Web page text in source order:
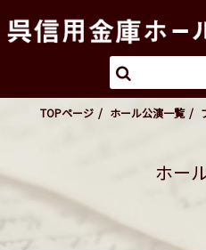
TOPページ ホール公演一覧
ホー